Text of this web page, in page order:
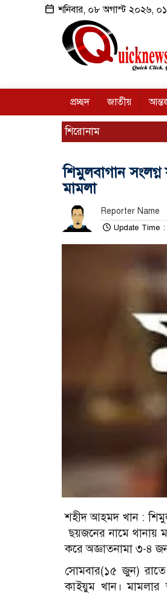
শনিবার, ০৮ অগাস্ট ২০২৬,
প্রচ্ছদ জাতীয়
শিরোনাম
শিমুলবাগান
মামলা
Reporter Name
Update Time :
শহীদ আহমদ খান :
ছয়জনের নামে থানায়
করে অজ্ঞাতনামা ৩-৪
সোমবার(১৫ জুন)
কাইয়ুম খান।মামলার